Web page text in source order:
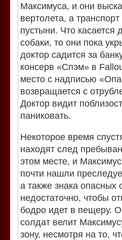
Максимуса, и они
вертолета, а
пустыни. Что касается
собаки, то они пока
доктор садится за
консерв «Спэм» в
место с надписью
возвращается с
Доктор видит
паниковать.
Некоторое время
находят след
этом месте, и
почти нашли
а также знака опасных
недостаточно, чтобы
бодро идет в пещеру.
солдат велит
зону, несмотря на то,